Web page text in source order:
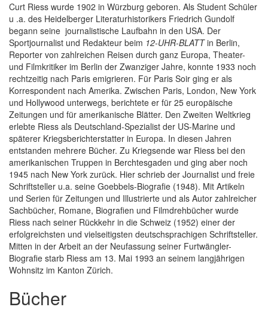
Curt Riess wurde 1902 in Würzburg geboren. Als Student Schüler
u .a. des Heidelberger Literaturhistorikers Friedrich Gundolf
begann seine journalistische Laufbahn in den USA. Der
Sportjournalist und Redakteur beim 12-UHR-BLATTin Berlin,
Reporter von zahlreichen Reisen durch ganz Europa, Theater-
und Filmkritiker im Berlin der Zwanziger Jahre, konnte 1933 noch
rechtzeitig nach Paris emigrieren. Für Paris Soir ging er als
Korrespondent nach Amerika. Zwischen Paris, London, New York
und Hollywood unterwegs, berichtete er für 25 europäische
Zeitungen und für amerikanische Blätter. Den Zweiten Weltkrieg
erlebte Riess als Deutschland-Spezialist der US-Marine und
späterer Kriegsberichterstatter in Europa. In diesen Jahren
entstanden mehrere Bücher. Zu Kriegsende war Riess bei den
amerikanischen Truppen in Berchtesgaden und ging aber noch
1945 nach New York zurück. Hier schrieb der Journalist und freie
Schriftsteller u.a. seine Goebbels-Biografie (1948). Mit Artikeln
und Serien für Zeitungen und Illustrierte und als Autor zahlreicher
Sachbücher, Romane, Biografien und Filmdrehbücher wurde
Riess nach seiner Rückkehr in die Schweiz (1952) einer der
erfolgreichsten und vielseitigsten deutschsprachigen Schriftsteller.
Mitten in der Arbeit an der Neufassung seiner Furtwängler-
Biografie starb Riess am 13. Mai 1993 an seinem langjährigen
Wohnsitz im Kanton Zürich.
Bücher